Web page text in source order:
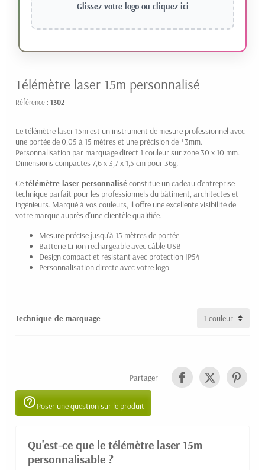
Glissez votre logo ou cliquez ici
Télémètre laser 15m personnalisé
Référence : 1302
Le télémètre laser 15m est un instrument de mesure professionnel avec
une portée de 0,05 à 15 mètres et une précision de ±3mm.
Personnalisation par marquage direct 1 couleur sur zone 30 x 10 mm.
Dimensions compactes 7,6 x 3,7 x 1,5 cm pour 36g.
Cetélémètre laser personnaliséconstitue un cadeau d'entreprise
technique parfait pour les professionnels du bâtiment, architectes et
ingénieurs. Marqué à vos couleurs, il offre une excellente visibilité de
votre marque auprès d'une clientèle qualifiée.
Mesure précise jusqu'à 15 mètres de portée
Batterie Li-ion rechargeable avec câble USB
Design compact et résistant avec protection IP54
Personnalisation directe avec votre logo
Technique de marquage
Partager
help_outlinePoser une question sur le produit
Qu'est-ce que le télémètre laser 15m
personnalisable ?